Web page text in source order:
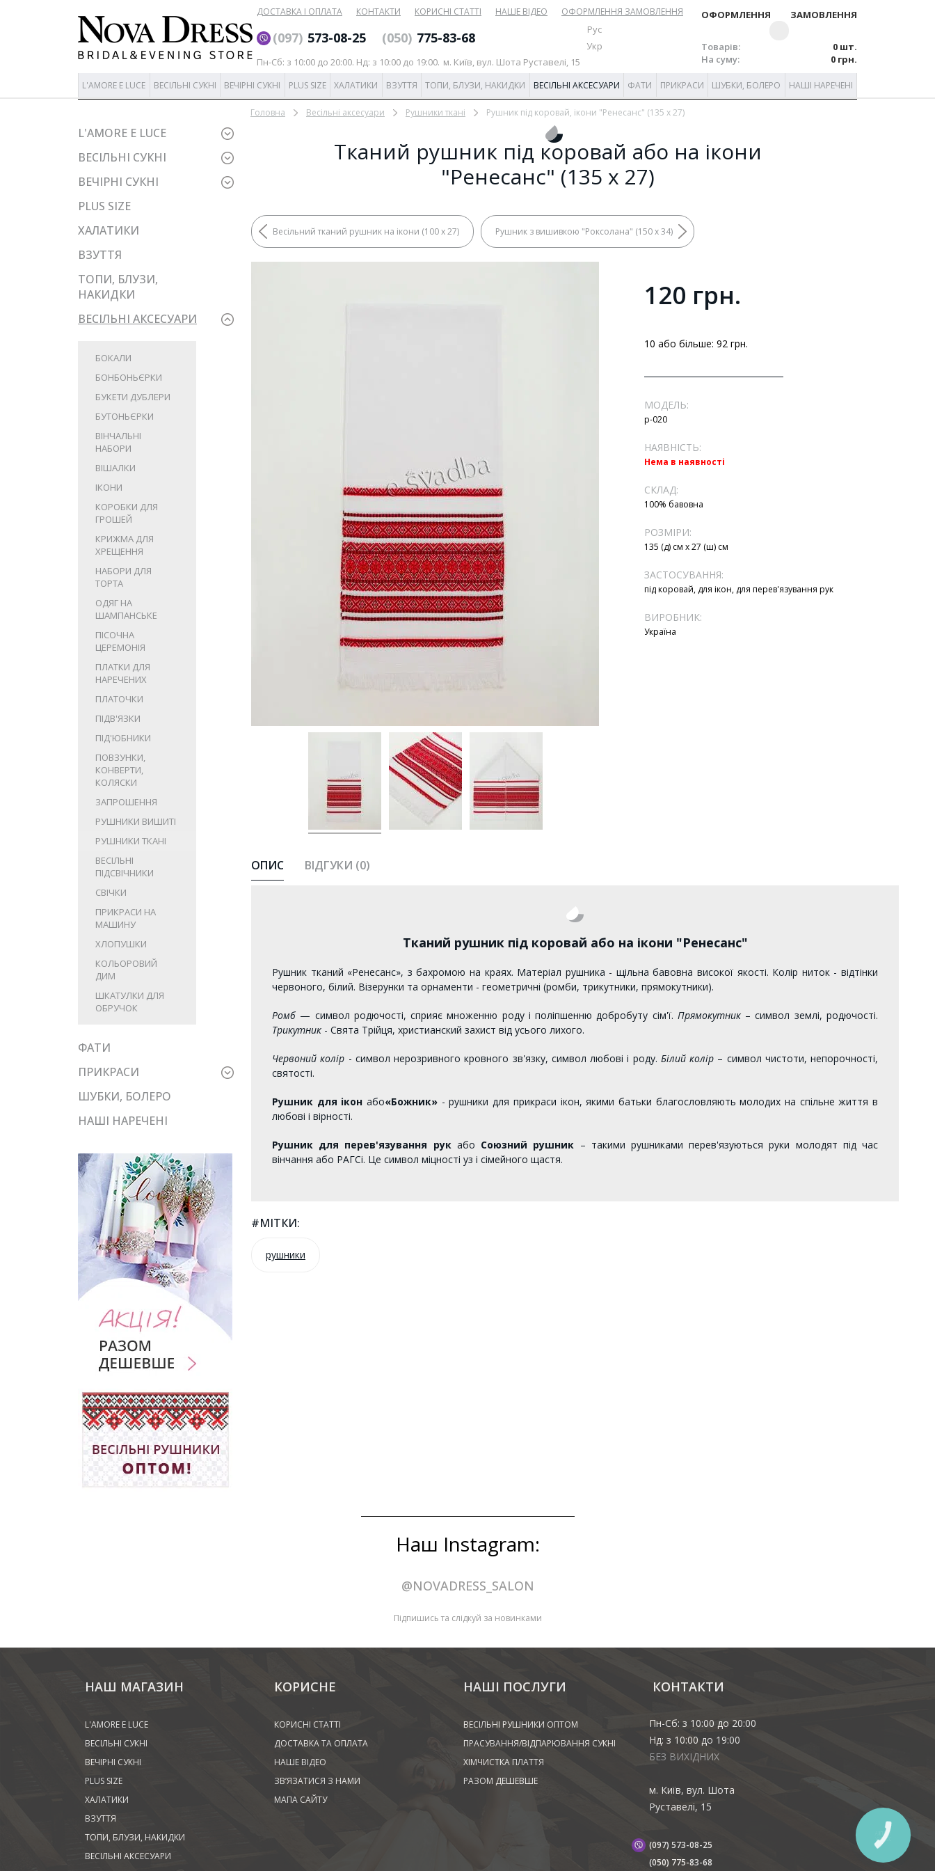
ДОСТАВКА І ОПЛАТА КОНТАКТИ КОРИСНІ СТАТТІ НАШЕ ВІДЕО ОФОРМЛЕННЯ ЗАМОВЛЕННЯ
‎(097) 573-08-25 (‎050) 775-83-68
Рус
Укр
Пн-Сб: з 10:00 до 20:00. Нд: з 10:00 до 19:00. м. Київ, вул. Шота Руставелі, 15
ОФОРМЛЕННЯ ЗАМОВЛЕННЯ
Товарів:
0 шт.
На суму:
0 грн.
L'AMORE E LUCE ВЕСІЛЬНІ СУКНІ ВЕЧІРНІ СУКНІ PLUS SIZE ХАЛАТИКИ ВЗУТТЯ ТОПИ, БЛУЗИ, НАКИДКИ ВЕСІЛЬНІ АКСЕСУАРИ ФАТИ ПРИКРАСИ ШУБКИ, БОЛЕРО НАШІ НАРЕЧЕНІ
Головна Весільні аксесуари Рушники ткані Рушник під коровай, ікони "Ренесанс" (135 х 27)
L'AMORE E LUCE
ВЕСІЛЬНІ СУКНІ
ВЕЧІРНІ СУКНІ
PLUS SIZE
ХАЛАТИКИ
ВЗУТТЯ
ТОПИ, БЛУЗИ,
НАКИДКИ
ВЕСІЛЬНІ АКСЕСУАРИ
БОКАЛИ
БОНБОНЬЄРКИ
БУКЕТИ ДУБЛЕРИ
БУТОНЬЄРКИ
ВІНЧАЛЬНІ
НАБОРИ
ВІШАЛКИ
ІКОНИ
КОРОБКИ ДЛЯ
ГРОШЕЙ
КРИЖМА ДЛЯ
ХРЕЩЕННЯ
НАБОРИ ДЛЯ
ТОРТА
ОДЯГ НА
ШАМПАНСЬКЕ
ПІСОЧНА
ЦЕРЕМОНІЯ
ПЛАТКИ ДЛЯ
НАРЕЧЕНИХ
ПЛАТОЧКИ
ПІДВ'ЯЗКИ
ПІД'ЮБНИКИ
ПОВЗУНКИ,
КОНВЕРТИ,
КОЛЯСКИ
ЗАПРОШЕННЯ
РУШНИКИ ВИШИТІ
РУШНИКИ ТКАНІ
ВЕСІЛЬНІ
ПІДСВІЧНИКИ
СВІЧКИ
ПРИКРАСИ НА
МАШИНУ
ХЛОПУШКИ
КОЛЬОРОВИЙ
ДИМ
ШКАТУЛКИ ДЛЯ
ОБРУЧОК
ФАТИ
ПРИКРАСИ
ШУБКИ, БОЛЕРО
НАШІ НАРЕЧЕНІ
Тканий рушник під коровай або на ікони
"Ренесанс" (135 х 27)
Весільний тканий рушник на ікони (100 х 27) Рушник з вишивкою "Роксолана" (150 х 34)
120 грн.
10 або більше: 92 грн.
МОДЕЛЬ:
р-020
НАЯВНІСТЬ:
Нема в наявності
СКЛАД:
100% бавовна
РОЗМІРИ:
135 (д) см х 27 (ш) см
ЗАСТОСУВАННЯ:
під коровай, для ікон, для перев'язування рук
ВИРОБНИК:
Україна
ОПИС ВІДГУКИ (0)
Тканий рушник під коровай або на ікони "Ренесанс"
Рушник тканий «Ренесанс», з бахромою на краях. Матеріал рушника - щільна бавовна високої якості. Колір ниток - відтінки
червоного, білий. Візерунки та орнаменти - геометричні (ромби, трикутники, прямокутники).
Ромб — символ родючості, сприяє множенню роду і поліпшенню добробуту сім'ї. Прямокутник– символ землі, родючості.
Трикутник - Свята Трійця, христианский захист від усього лихого.
Червоний колір - символ нерозривного кровного зв'язку, символ любові і роду. Білий колір – символ чистоти, непорочності,
святості.
Рушник для ікон або«Божник» - рушники для прикраси ікон, якими батьки благословляють молодих на спільне життя в
любові і вірності.
Рушник для перев'язування рукабо Союзний рушник – такими рушниками перев'язуються руки молодят під час
вінчання або РАГСі. Це символ міцності уз і сімейного щастя.
#МІТКИ:
рушники
Наш Instagram:
@NOVADRESS_SALON
Підпишись та слідкуй за новинками
НАШ МАГАЗИН
L'AMORE E LUCE
ВЕСІЛЬНІ СУКНІ
ВЕЧІРНІ СУКНІ
PLUS SIZE
ХАЛАТИКИ
ВЗУТТЯ
ТОПИ, БЛУЗИ, НАКИДКИ
ВЕСІЛЬНІ АКСЕСУАРИ
КОРИСНЕ
КОРИСНІ СТАТТІ
ДОСТАВКА ТА ОПЛАТА
НАШЕ ВІДЕО
ЗВ’ЯЗАТИСЯ З НАМИ
МАПА САЙТУ
НАШІ ПОСЛУГИ
ВЕСІЛЬНІ РУШНИКИ ОПТОМ
ПРАСУВАННЯ/ВІДПАРЮВАННЯ СУКНІ
ХІМЧИСТКА ПЛАТТЯ
РАЗОМ ДЕШЕВШЕ
КОНТАКТИ
Пн-Сб: з 10:00 до 20:00
Нд: з 10:00 до 19:00
БЕЗ ВИХІДНИХ
м. Київ, вул. Шота
Руставелі, 15
(097) 573-08-25
(‎050) 775-83-68